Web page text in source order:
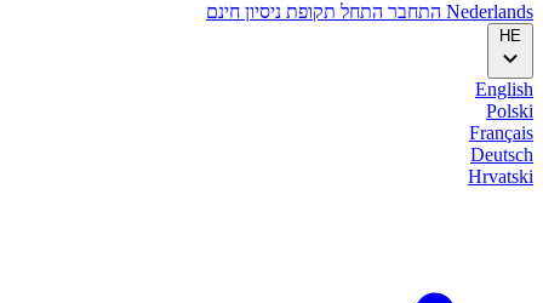
Nederlands התחבר התחל תקופת ניסיון חינם
HE
English
Polski
Français
Deutsch
Hrvatski